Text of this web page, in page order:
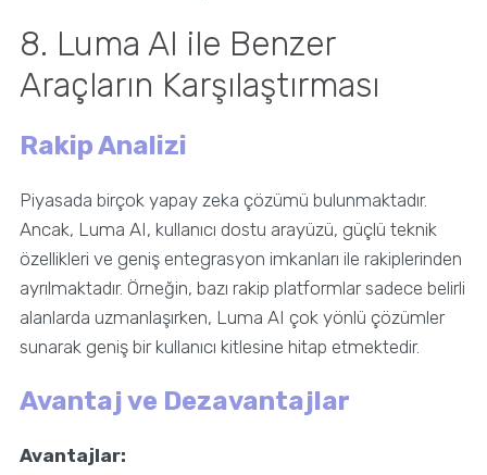
8. Luma AI ile Benzer
Araçların Karşılaştırması
Rakip Analizi
Piyasada birçok yapay zeka çözümü bulunmaktadır.
Ancak, Luma AI, kullanıcı dostu arayüzü, güçlü teknik
özellikleri ve geniş entegrasyon imkanları ile rakiplerinden
ayrılmaktadır. Örneğin, bazı rakip platformlar sadece belirli
alanlarda uzmanlaşırken, Luma AI çok yönlü çözümler
sunarak geniş bir kullanıcı kitlesine hitap etmektedir.
Avantaj ve Dezavantajlar
Avantajlar: